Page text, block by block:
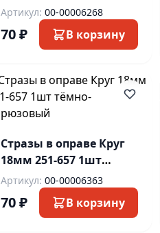
23х18мм 1шт роз
Артикул: 00-00006268
70 ₽ В корзину
Стразы в оправе Круг
18мм 251-657 1шт
тёмно-бирюзовый
Артикул: 00-00006363
70 ₽ В корзину